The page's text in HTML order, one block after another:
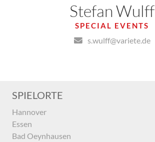
Stefan Wulff
SPECIAL EVENTS
s.wulff@variete.de
SPIELORTE
Hannover
Essen
Bad Oeynhausen